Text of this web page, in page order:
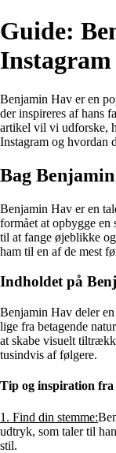
Guide:
Instagram
Benjamin Hav er en
der inspireres af hans
artikel vil vi udforske,
Instagram og hvordan
Bag
Benjamin Hav er en
formået at opbygge
til at fange øjeblikke
ham til en af de mest
Indholdet på
Benjamin Hav deler
lige fra betagende
at skabe visuelt
tusindvis af følgere.
Tip og inspiration
1. Find din stemme:
udtryk, som taler til
stil.